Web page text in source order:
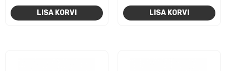
LISA KORVI LISA KORVI